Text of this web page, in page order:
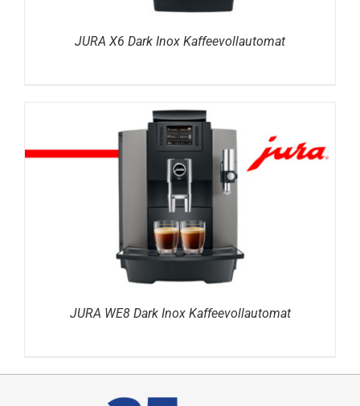
JURA X6 Dark Inox Kaffeevollautomat
DETAILS
JURA WE8 Dark Inox Kaffeevollautomat